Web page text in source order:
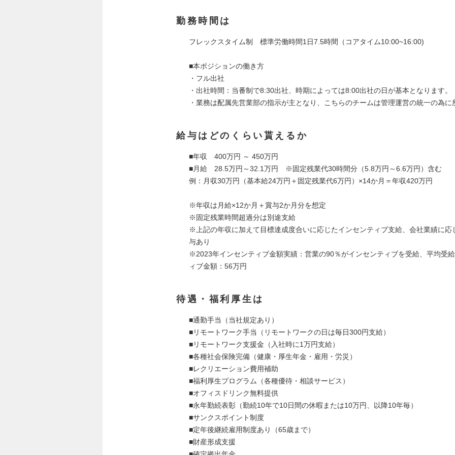
勤務時間は
フレックスタイム制 標準労働時間1日7.5時間（コアタイム10:00~16:00)
■本ポジションの働き方
・フル出社
・出社時間：当番制で8:30出社、時期によっては8:00出社の日が基本となります。
・業務は配属先営業部の指示が主となり、こちらのチームは管理運営の統一の為に
給与はどのくらい貰えるか
■年収 400万円 ～ 450万円
■月給 28.5万円～32.1万円 ※固定残業代30時間分（5.8万円～6.6万円）含む
例：月収30万円（基本給24万円＋固定残業代6万円）×14か月＝年収420万円
※年収は月給×12か月＋賞与2か月分を想定
※固定残業時間超過分は別途支給
※上記の年収に加えて目標達成度合いに応じたインセンティブ支給、会社業績に応
与あり
※2023年インセンティブ金額実績：営業の90％がインセンティブを受給、平均受
ィブ金額：56万円
待遇・福利厚生は
■通勤手当（当社規定あり）
■リモートワーク手当（リモートワークの日は毎日300円支給）
■リモートワーク支援金（入社時に1万円支給）
■各種社会保険完備（健康・厚生年金・雇用・労災）
■レクリエーション費用補助
■福利厚生プログラム（各種優待・相談サービス）
■オフィスドリンク無料提供
■永年勤続表彰（勤続10年で10日間の休暇または10万円、以降10年毎）
■サンクスポイント制度
■定年後継続雇用制度あり（65歳まで）
■財産形成支援